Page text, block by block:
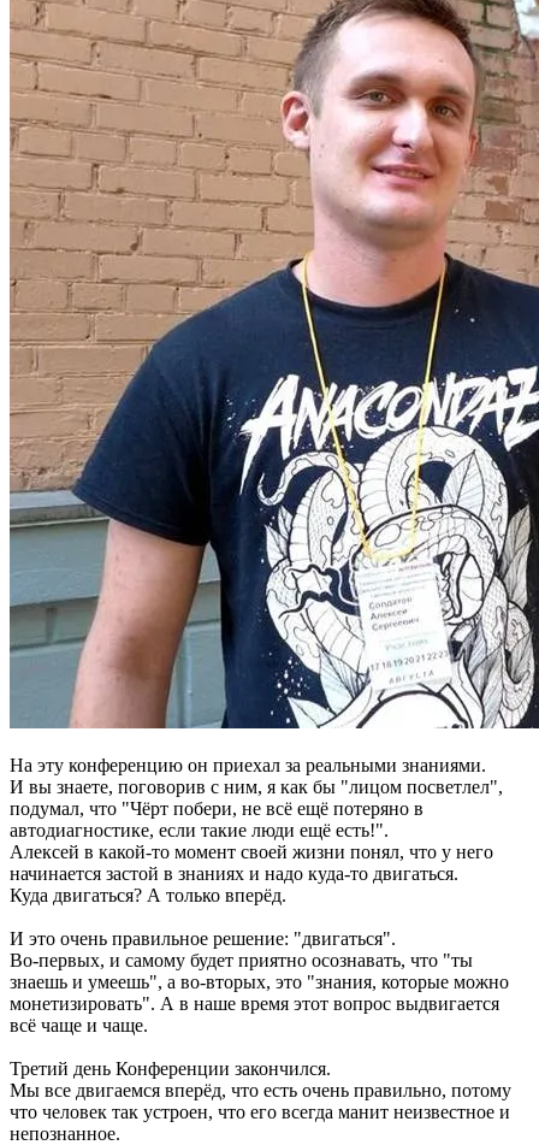
На эту конференцию он приехал за реальными знаниями.
И вы знаете, поговорив с ним, я как бы "лицом посветлел",
подумал, что "Чёрт побери, не всё ещё потеряно в
автодиагностике, если такие люди ещё есть!".
Алексей в какой-то момент своей жизни понял, что у него
начинается застой в знаниях и надо куда-то двигаться.
Куда двигаться? А только вперёд.
И это очень правильное решение: "двигаться".
Во-первых, и самому будет приятно осознавать, что "ты
знаешь и умеешь", а во-вторых, это "знания, которые можно
монетизировать". А в наше время этот вопрос выдвигается
всё чаще и чаще.
Третий день Конференции закончился.
Мы все двигаемся вперёд, что есть очень правильно, потому
что человек так устроен, что его всегда манит неизвестное и
непознанное.